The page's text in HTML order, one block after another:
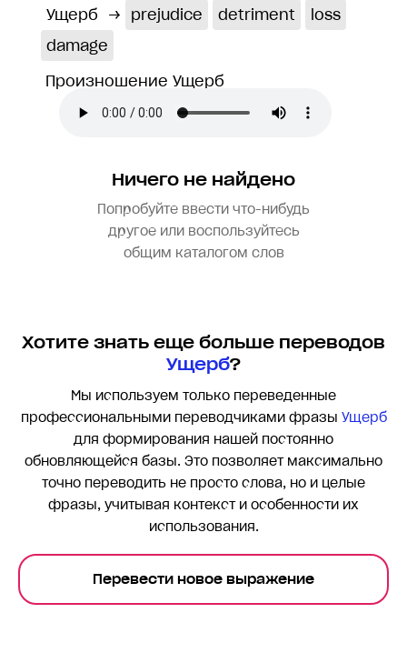
Ущерб → prejudice detriment
loss
damage
Произношение Ущерб
Ничего не найдено
Попробуйте ввести что-нибудь
другое или воспользуйтесь
общим каталогом слов
Хотите знать еще больше переводов
Ущерб?
Мы используем только переведенные
профессиональными переводчиками фразы Ущерб
для формирования нашей постоянно
обновляющейся базы. Это позволяет максимально
точно переводить не просто слова, но и целые
фразы, учитывая контекст и особенности их
использования.
Перевести новое выражение